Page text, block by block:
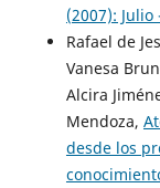
(2007):
Rafael de
Vanesa
Alcira
Mendoza,
desde los